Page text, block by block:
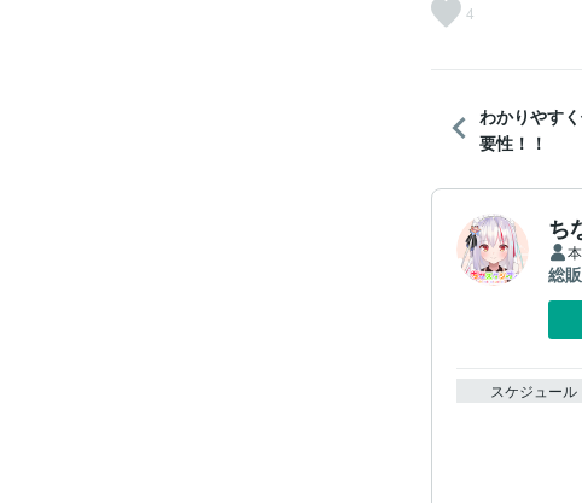
4
わかりやす
要性！！
ち
総
スケジュール